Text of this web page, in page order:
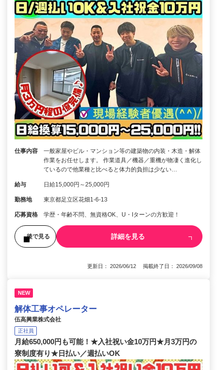
仕事内容
一般家屋やビル・マンション等の建築物の内装・木造・解体
作業をお任せします。 作業道具／機器／重機が物凄く進化し
ているので他業種と比べると体力的負担は少ない…
給与 日給15,000円～25,000円
勤務地 東京都足立区花畑1-6-13
応募資格 学歴・年齢不問、無資格OK、U・Iターンの方歓迎！
後で見る 詳細を見る
更新日： 2026/06/12 掲載終了日： 2026/09/08
NEW
解体工事オペレーター
伍高興業株式会社
正社員
月給650,000円も可能！★入社祝い金10万円★月3万円の
寮制度有り★日払い／週払いOK